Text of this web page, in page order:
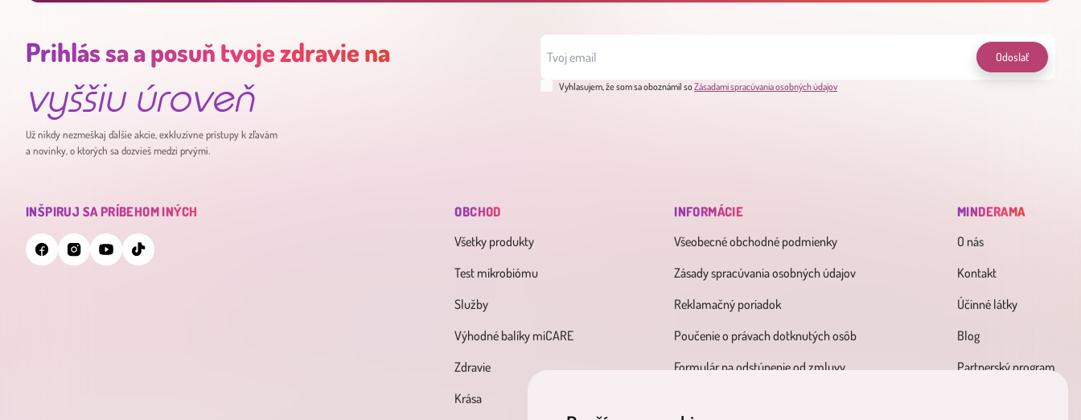
Prihlás sa a posuň tvoje zdravie na
vyššiu úroveň
Už nikdy nezmeškaj ďalšie akcie, exkluzívne prístupy k zľavám
a novinky, o ktorých sa dozvieš medzi prvými.
Odoslať
Vyhlasujem, že som sa oboznámil soZásadami spracúvania osobných údajov
INŠPIRUJ SA PRÍBEHOM INÝCH
OBCHOD
Všetky produkty
Test mikrobiómu
Služby
Výhodné balíky miCARE
Zdravie
Krása
INFORMÁCIE
Všeobecné obchodné podmienky
Zásady spracúvania osobných údajov
Reklamačný poriadok
Poučenie o právach dotknutých osôb
Formulár na odstúpenie od zmluvy
MINDERAMA
O nás
Kontakt
Účinné látky
Blog
Partnerský program